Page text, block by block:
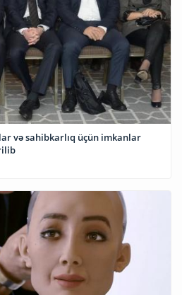
və sahibkarlıq üçün imkanlar